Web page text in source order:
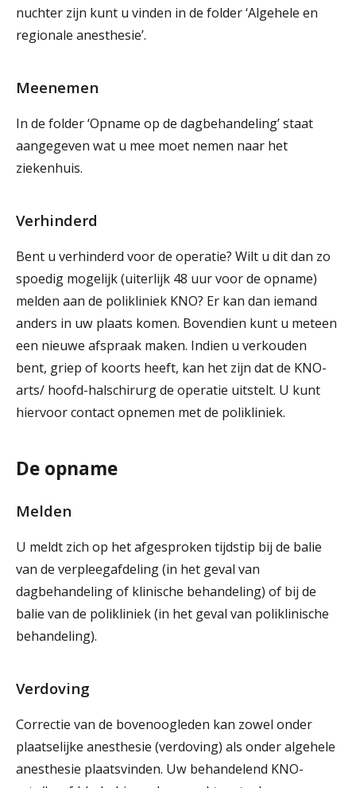
nuchter zijn kunt u vinden in de folder ‘Algehele en
regionale anesthesie’.
Meenemen
In de folder ‘Opname op de dagbehandeling’ staat
aangegeven wat u mee moet nemen naar het
ziekenhuis.
Verhinderd
Bent u verhinderd voor de operatie? Wilt u dit dan zo
spoedig mogelijk (uiterlijk 48 uur voor de opname)
melden aan de polikliniek KNO? Er kan dan iemand
anders in uw plaats komen. Bovendien kunt u meteen
een nieuwe afspraak maken. Indien u verkouden
bent, griep of koorts heeft, kan het zijn dat de KNO-
arts/ hoofd-halschirurg de operatie uitstelt. U kunt
hiervoor contact opnemen met de polikliniek.
De opname
Melden
U meldt zich op het afgesproken tijdstip bij de balie
van de verpleegafdeling (in het geval van
dagbehandeling of klinische behandeling) of bij de
balie van de polikliniek (in het geval van poliklinische
behandeling).
Verdoving
Correctie van de bovenoogleden kan zowel onder
plaatselijke anesthesie (verdoving) als onder algehele
anesthesie plaatsvinden. Uw behandelend KNO-